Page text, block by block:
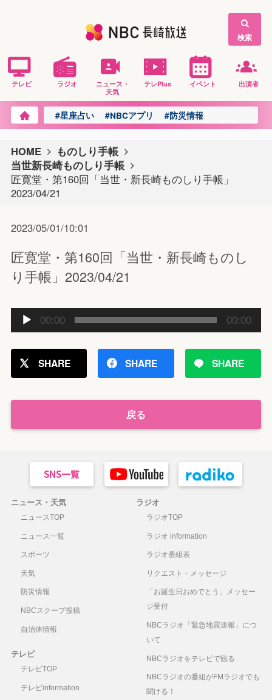
検索
テレビ ラジオ
ニュース・
天気
テレPlus イベント 出演者
#星座占い #NBCアプリ #防災情報
HOME
ものしり手帳
当世新長崎ものしり手帳
匠寛堂・第160回「当世・新長崎ものしり手帳」
2023/04/21
2023/05/01/10:01
匠寛堂・第160回「当世・新長崎ものし
り手帳」2023/04/21
声
レ
ー
ー
00:00 00:00
SHARE SHARE SHARE
戻る
ニュース・天気
ニュースTOP
ニュース一覧
スポーツ
天気
防災情報
NBCスクープ投稿
自治体情報
テレビ
テレビTOP
テレビinformation
ラジオ
ラジオTOP
ラジオ information
ラジオ番組表
リクエスト・メッセージ
「お誕生日おめでとう」メッセー
ジ受付
NBCラジオ「緊急地震速報」につ
いて
NBCラジオをテレビで観る
NBCラジオの番組がFMラジオでも
聞ける！